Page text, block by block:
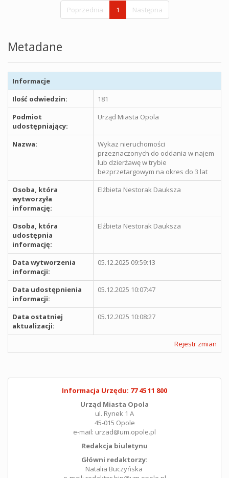
Poprzednia
1 Następna
Metadane
Informacje
Ilość odwiedzin:
181
Podmiot
udostępniający:
Urząd Miasta Opola
Nazwa:
Wykaz nieruchomości
przeznaczonych do oddania w najem
lub dzierżawę w trybie
bezprzetargowym na okres do 3 lat
Osoba, która
wytworzyła
informację:
Elżbieta Nestorak Dauksza
Osoba, która
udostępnia
informację:
Elżbieta Nestorak Dauksza
Data wytworzenia
informacji:
05.12.2025 09:59:13
Data udostępnienia
informacji:
05.12.2025 10:07:47
Data ostatniej
aktualizacji:
05.12.2025 10:08:27
Rejestr zmian
Informacja Urzędu: 77 45 11 800
Urząd Miasta Opola
ul. Rynek 1 A
45-015 Opole
e-mail: urzad@um.opole.pl
Redakcja biuletynu
Główni redaktorzy:
Natalia Buczyńska